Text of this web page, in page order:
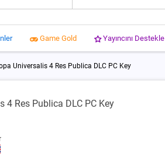
Game Gold Yayıncını Destekle
Universalis 4 Res Publica DLC PC Key
4 Res Publica DLC PC Key